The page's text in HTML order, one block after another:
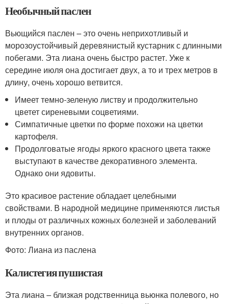
Необычный паслен
Вьющийся паслен – это очень неприхотливый и
морозоустойчивый деревянистый кустарник с длинными
побегами. Эта лиана очень быстро растет. Уже к
середине июля она достигает двух, а то и трех метров в
длину, очень хорошо ветвится.
Имеет темно-зеленую листву и продолжительно
цветет сиреневыми соцветиями.
Симпатичные цветки по форме похожи на цветки
картофеля.
Продолговатые ягоды яркого красного цвета также
выступают в качестве декоративного элемента.
Однако они ядовиты.
Это красивое растение обладает целебными
свойствами. В народной медицине применяются листья
и плоды от различных кожных болезней и заболеваний
внутренних органов.
Фото: Лиана из паслена
Калистегия пушистая
Эта лиана – близкая родственница вьюнка полевого, но